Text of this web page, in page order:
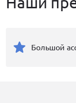
Большой